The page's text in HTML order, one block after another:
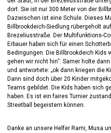
dort. Sie ist nur 300 Meter von der
Dazwischen ist eine Schule. Dieses
Billbrookdeich-Siedlung rübergeholt
Brezeliusstraße. Der Multifunktions-
Erbauer haben sich für einen
Bedingungen. Die Billbrookdeich Kids
gehen wir nicht hin“. Samer holte
und antwortete: „ok dann kriegen die
Dann sind doch über 20 Kinder
Teams gebildet. Die Kids haben sich
haben. Es ist ein faires Turnier
Streetball begeistern können.
Danke an unsere Helfer Rami, Musa